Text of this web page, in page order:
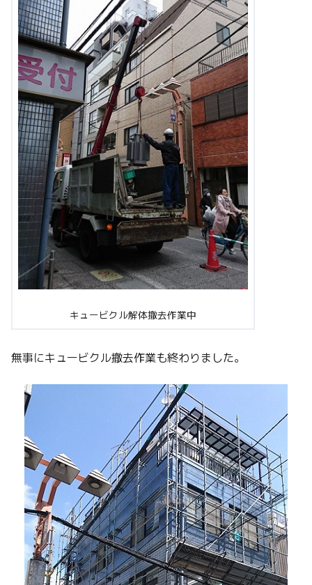
キュービクル解体撤去作業中
無事にキュービクル撤去作業も終わりました。